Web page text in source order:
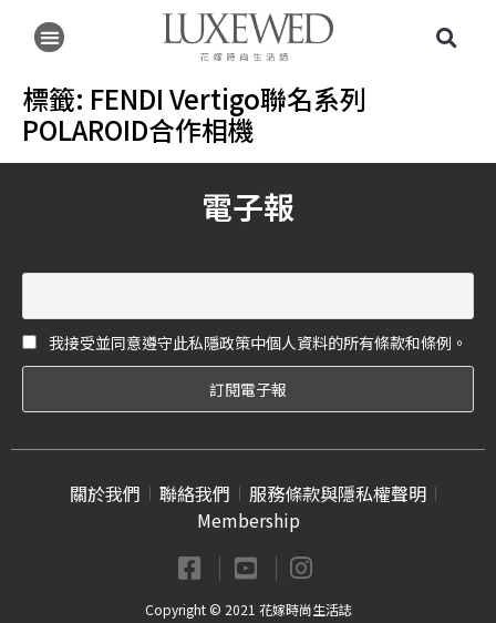
標籤: FENDI Vertigo聯名系列
POLAROID合作相機
電子報
我接受並同意遵守此私隱政策中個人資料的所有條款和條例。
關於我們 聯絡我們
服務條款與隱私權聲明
Membership
Copyright © 2021 花嫁時尚生活誌